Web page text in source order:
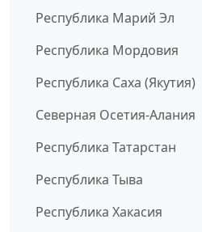
Республика Марий Эл
Республика Мордовия
Республика Саха (Якутия)
Северная Осетия-Алания
Республика Татарстан
Республика Тыва
Республика Хакасия